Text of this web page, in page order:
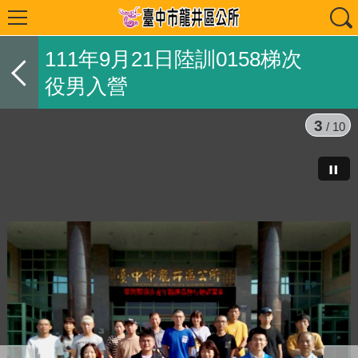
111年9月21日陸訓0158梯次
役男入營
3 / 10